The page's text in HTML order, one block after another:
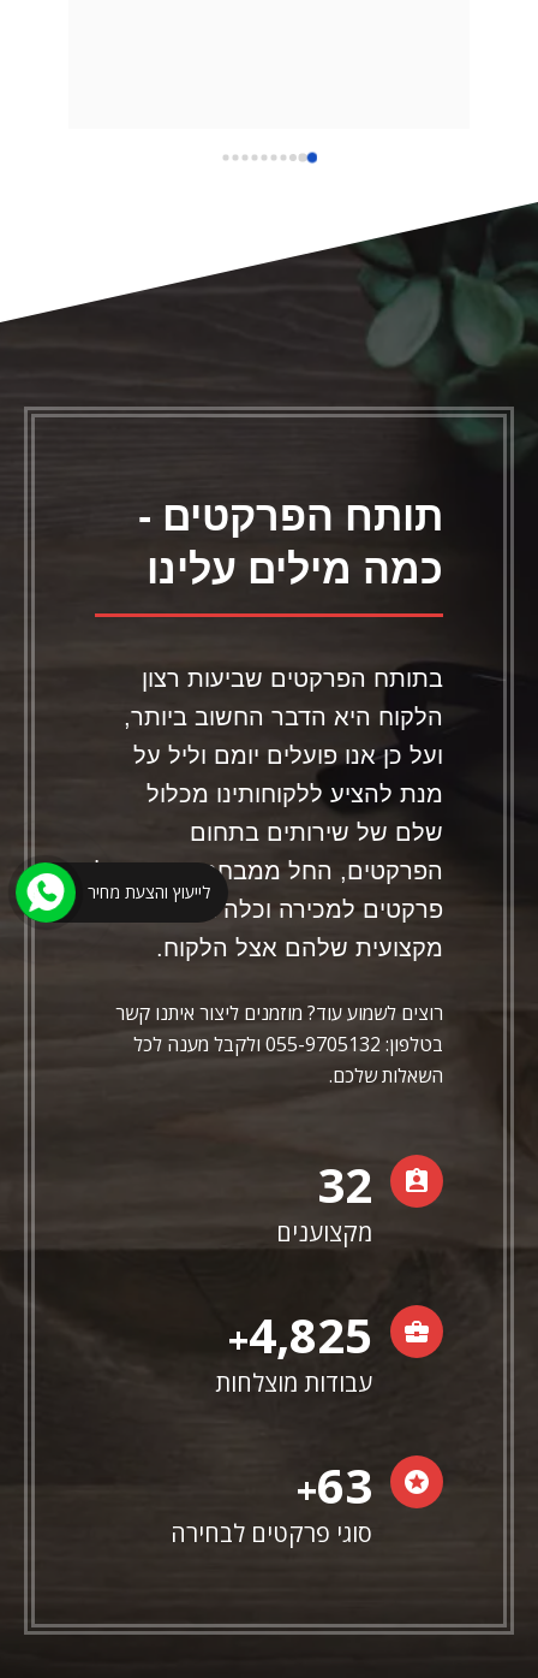
תותח הפרקטים -
כמה מילים עלינו
בתותח הפרקטים שביעות רצון
הלקוח היא הדבר החשוב ביותר,
ועל כן אנו פועלים יומם וליל על
מנת להציע ללקוחותינו מכלול
שלם של שירותים בתחום
הפרקטים, החל ממבחר איכותי של
פרקטים למכירה וכלה בהתקנה
מקצועית שלהם אצל הלקוח.
רוצים לשמוע עוד? מוזמנים ליצור איתנו קשר
בטלפון: 055-9705132 ולקבל מענה לכל
השאלות שלכם.
33
מקצוענים
4,987
+
עבודות מוצלחות
65
+
סוגי פרקטים לבחירה
לייעוץ והצעת מחיר